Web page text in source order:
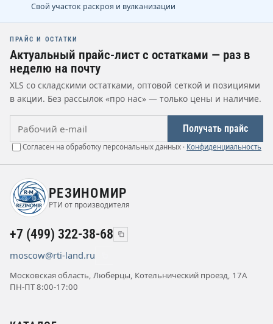
Свой участок раскроя и вулканизации
ПРАЙС И ОСТАТКИ
Актуальный прайс-лист с остатками — раз в
неделю на почту
XLS со складскими остатками, оптовой сеткой и позициями
в акции. Без рассылок «про нас» — только цены и наличие.
Получать прайс
Согласен на обработку персональных данных · Конфиденциальность
РЕЗИНОМИР
РТИ от производителя
+7 (499) 322-38-68
moscow@rti-land.ru
Московская область, Люберцы, Котельнический проезд, 17А
ПН-ПТ 8:00-17:00